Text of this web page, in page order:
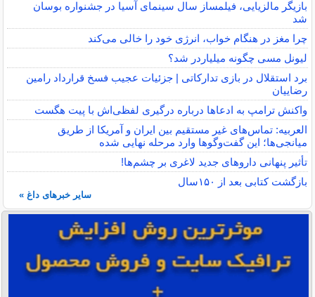
بازیگر مالزیایی، فیلمساز سال سینمای آسیا در جشنواره بوسان
شد
چرا مغز در هنگام خواب، انرژی خود را خالی می‌کند
لیونل مسی چگونه میلیاردر شد؟
برد استقلال در بازی تدارکاتی | جزئیات عجیب فسخ قرارداد رامین
رضاییان
واکنش ترامپ به ادعاها درباره درگیری لفظی‌اش با پیت هگست
العربیه: تماس‌های غیر مستقیم بین ایران و آمریکا از طریق
میانجی‌ها؛ این گفت‌و‌گو‌ها وارد مرحله نهایی شده
تأثیر پنهانی داروهای جدید لاغری بر چشم‌ها!
بازگشت کتابی بعد از ۱۵۰سال
سایر خبرهای داغ »